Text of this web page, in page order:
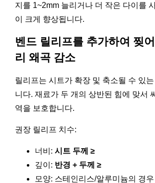
지를 1~2mm 늘리거나 더 작은 다이를
이 크게 향상됩니다.
벤드 릴리프를 추가하여 찢
리 왜곡 감소
릴리프는 시트가 확장 및 축소될 수 있
니다. 재료가 두 개의 상반된 힘에 맞서
역을 보호합니다.
권장 릴리프 치수:
너비: 시트 두께 ≥
깊이: 반경 + 두께 ≥
모양: 스테인리스/알루미늄의 경